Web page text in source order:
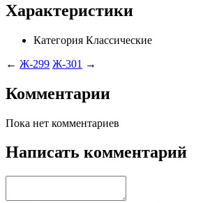
Характеристики
Категория Классические
← Ж-299 Ж-301 →
Комментарии
Пока нет комментариев
Написать комментарий